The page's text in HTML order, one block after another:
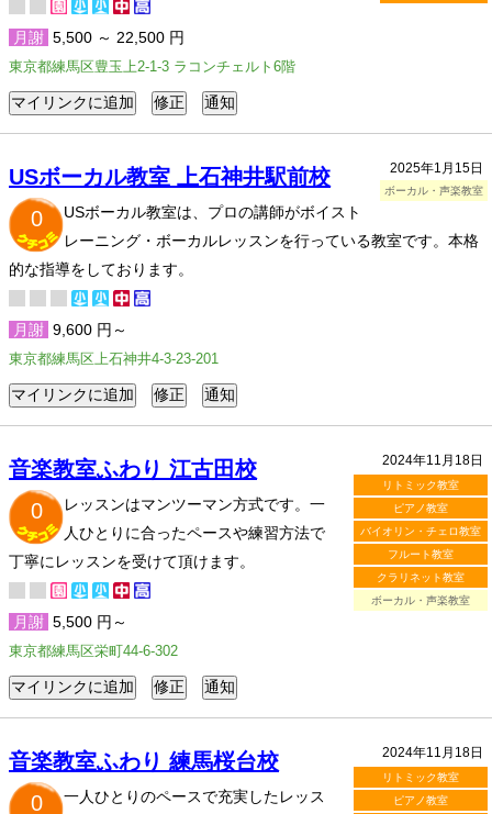
月謝 5,500 ～ 22,500 円
東京都練馬区豊玉上2-1-3 ラコンチェルト6階
2025年1月15日
ボーカル・声楽教室
USボーカル教室 上石神井駅前校
0
USボーカル教室は、プロの講師がボイスト
レーニング・ボーカルレッスンを行っている教室です。本格
的な指導をしております。
月謝 9,600 円～
東京都練馬区上石神井4-3-23-201
2024年11月18日
リトミック教室
ピアノ教室
バイオリン・チェロ教室
フルート教室
クラリネット教室
ボーカル・声楽教室
音楽教室ふわり 江古田校
0
レッスンはマンツーマン方式です。一
人ひとりに合ったペースや練習方法で
丁寧にレッスンを受けて頂けます。
月謝 5,500 円～
東京都練馬区栄町44-6-302
2024年11月18日
リトミック教室
ピアノ教室
音楽教室ふわり 練馬桜台校
0
一人ひとりのペースで充実したレッス